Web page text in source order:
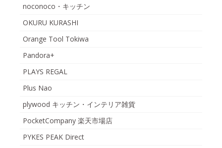
noconoco・キッチン
OKURU KURASHI
Orange Tool Tokiwa
Pandora+
PLAYS REGAL
Plus Nao
plywood キッチン・インテリア雑貨
PocketCompany 楽天市場店
PYKES PEAK Direct